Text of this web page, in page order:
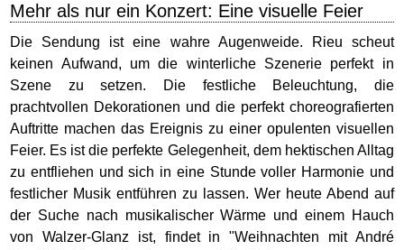
Mehr als nur ein Konzert: Eine visuelle Feier
Die Sendung ist eine wahre Augenweide. Rieu scheut
keinen Aufwand, um die winterliche Szenerie perfekt in
Szene zu setzen. Die festliche Beleuchtung, die
prachtvollen Dekorationen und die perfekt choreografierten
Auftritte machen das Ereignis zu einer opulenten visuellen
Feier. Es ist die perfekte Gelegenheit, dem hektischen Alltag
zu entfliehen und sich in eine Stunde voller Harmonie und
festlicher Musik entführen zu lassen. Wer heute Abend auf
der Suche nach musikalischer Wärme und einem Hauch
von Walzer-Glanz ist, findet in "Weihnachten mit André